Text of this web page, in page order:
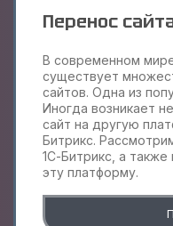
Перенос
В современном
существует
сайтов. Одна из
Иногда возникает
сайт на другую
Битрикс.
1С-Битрикс, а
эту платформу.